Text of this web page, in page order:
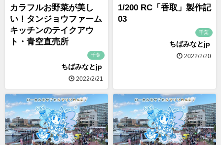
カラフルお野菜が美し
い！タンジョウファーム
キッチンのテイクアウ
ト・青空直売所
千葉
ちばみなとjp
2022/2/21
1/200 RC「香取」製作記
03
千葉
ちばみなとjp
2022/2/20